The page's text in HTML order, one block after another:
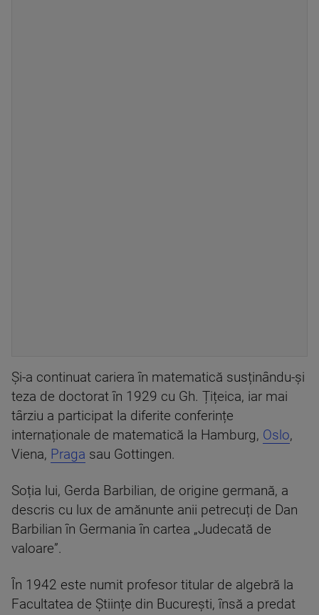
Și-a continuat cariera în matematică susținându-și
teza de doctorat în 1929 cu Gh. Țițeica, iar mai
târziu a participat la diferite conferințe
internaționale de matematică la Hamburg, Oslo,
Viena, Praga sau Gottingen.
Soția lui, Gerda Barbilian, de origine germană, a
descris cu lux de amănunte anii petrecuți de Dan
Barbilian în Germania în cartea „Judecată de
valoare”.
În 1942 este numit profesor titular de algebră la
Facultatea de Științe din București, însă a predat